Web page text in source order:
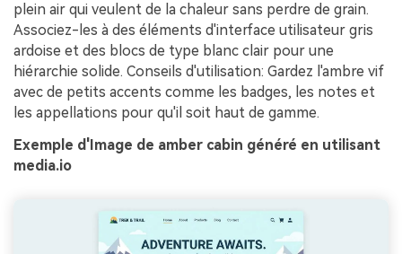
plein air qui veulent de la chaleur sans perdre de grain.
Associez-les à des éléments d'interface utilisateur gris
ardoise et des blocs de type blanc clair pour une
hiérarchie solide. Conseils d'utilisation: Gardez l'ambre vif
avec de petits accents comme les badges, les notes et
les appellations pour qu'il soit haut de gamme.
Exemple d'Image de amber cabin généré en utilisant
media.io